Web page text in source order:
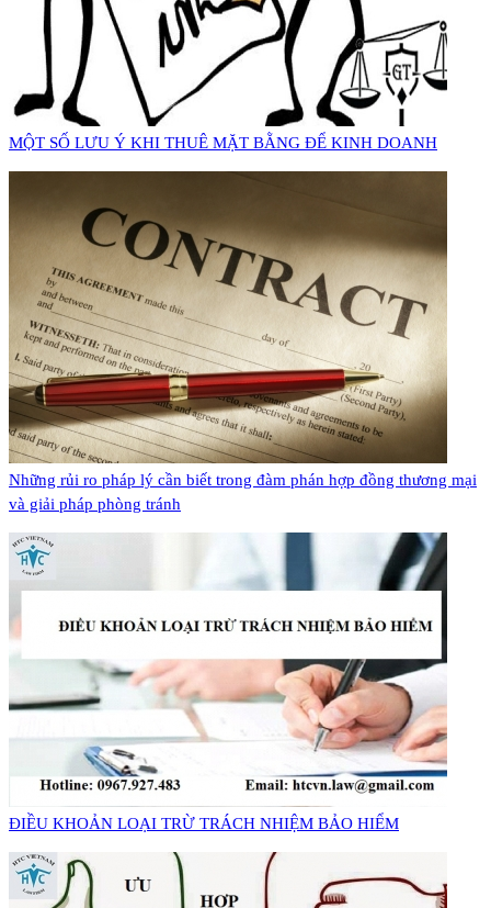
MỘT SỐ LƯU Ý KHI THUÊ MẶT BẰNG ĐỂ KINH DOANH
Những rủi ro pháp lý cần biết trong đàm phán hợp đồng thương mại
và giải pháp phòng tránh
​ĐIỀU KHOẢN LOẠI TRỪ TRÁCH NHIỆM BẢO HIỂM